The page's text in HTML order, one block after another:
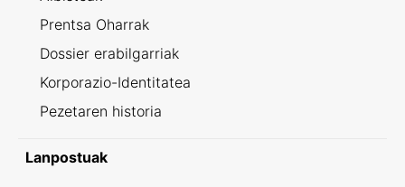
Prentsa Oharrak
Dossier erabilgarriak
Korporazio-Identitatea
Pezetaren historia
Lanpostuak